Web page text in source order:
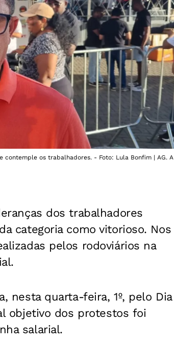
contemple os trabalhadores. - Foto: Lula Bonfim | AG. A
dos trabalhadores
categoria como vitorioso. Nos
pelos rodoviários na
nesta quarta-feira, 1º, pelo Dia
objetivo dos protestos foi
salarial.